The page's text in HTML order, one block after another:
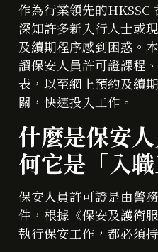
作為行業領先的HKSSC
深知許多新入行人士或
及續期程序感到困惑。
讀保安人員許可證課程
表，以至網上預約及續
關，快速投入工作。
什麼是保安
何它是「入
保安人員許可證是由警
件，根據《保安及護衛
執行保安工作，都必須